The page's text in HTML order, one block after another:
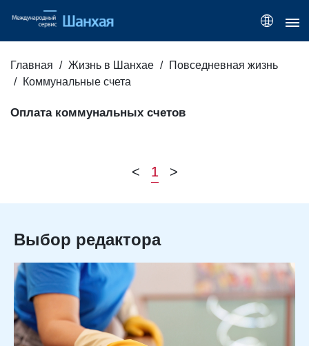
Главная Жизнь в Шанхае
Повседневная жизнь
Коммунальные счета
Оплата коммунальных счетов
< 1 >
Выбор редактора